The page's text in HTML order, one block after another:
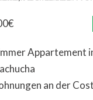
€
Appartement
an der